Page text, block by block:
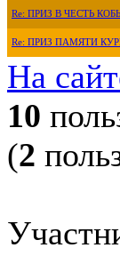
Re: ПРИЗ В ЧЕСТЬ
Re: ПРИЗ ПАМЯТИ
На
10
(2